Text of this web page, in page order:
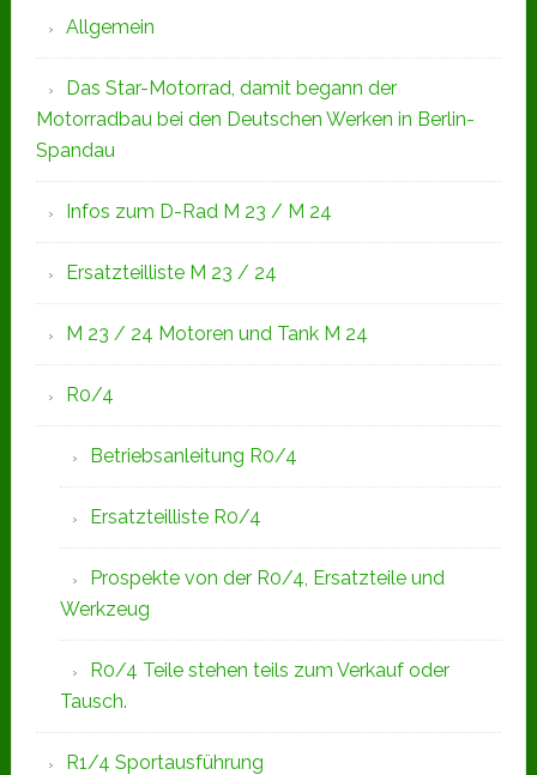
Allgemein
Das Star-Motorrad, damit begann der
Motorradbau bei den Deutschen Werken in Berlin-
Spandau
Infos zum D-Rad M 23 / M 24
Ersatzteilliste M 23 / 24
M 23 / 24 Motoren und Tank M 24
R0/4
Betriebsanleitung R0/4
Ersatzteilliste R0/4
Prospekte von der R0/4, Ersatzteile und
Werkzeug
R0/4 Teile stehen teils zum Verkauf oder
Tausch.
R1/4 Sportausführung